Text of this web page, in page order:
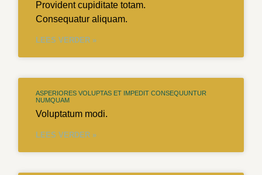
Provident cupiditate totam.
Consequatur aliquam.
LEES VERDER »
ASPERIORES VOLUPTAS ET IMPEDIT CONSEQUUNTUR
NUMQUAM
Voluptatum modi.
LEES VERDER »